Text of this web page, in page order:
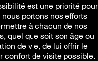
est une priorité pour
nous portons nos efforts
à chacun de nos
quel que soit son âge ou
de vie, de lui offrir le
confort de visite possible.